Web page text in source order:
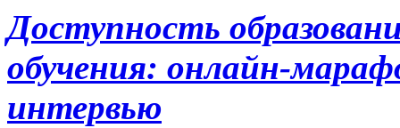
Доступность
обучения: онлайн-
интервью